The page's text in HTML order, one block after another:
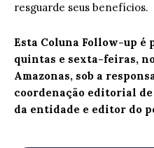
resguarde seus benefícios.
Esta Coluna Follow-up é
quintas e sexta-feiras,
Amazonas, sob a
coordenação editorial
da entidade e editor do